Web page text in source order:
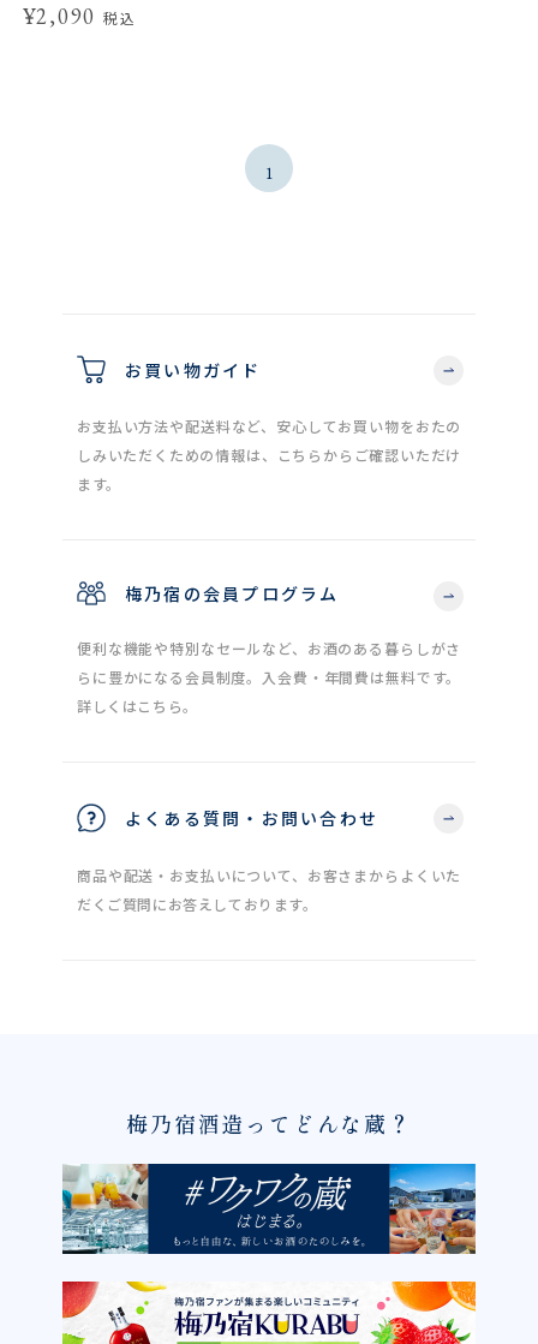
¥2,090税込
1
お買い物ガイド
お支払い方法や配送料など、安心してお買い物をおたの
しみいただくための情報は、こちらからご確認いただけ
ます。
梅乃宿の会員プログラム
便利な機能や特別なセールなど、お酒のある暮らしがさ
らに豊かになる会員制度。入会費・年間費は無料です。
詳しくはこちら。
よくある質問・お問い合わせ
商品や配送・お支払いについて、お客さまからよくいた
だくご質問にお答えしております。
梅乃宿酒造ってどんな蔵？